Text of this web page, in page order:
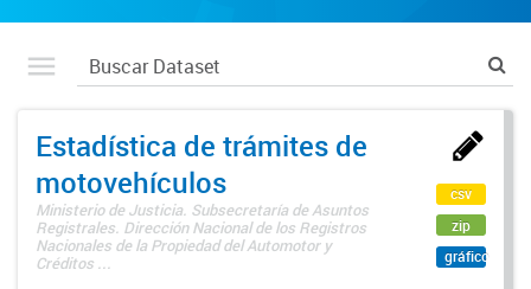
Estadística de trámites de
motovehículos
Ministerio de Justicia. Subsecretaría de Asuntos
Registrales. Dirección Nacional de los Registros
Nacionales de la Propiedad del Automotor y
Créditos ...
csv
zip
gráfico